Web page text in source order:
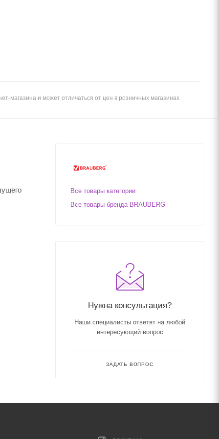
магазина и может отличаться от цен в розничных магазинах
Все товары категории
Все товары бренда BRAUBERG
Нужна консультация?
Наши специалисты ответят на любой
интересующий вопрос
ЗАДАТЬ ВОПРОС